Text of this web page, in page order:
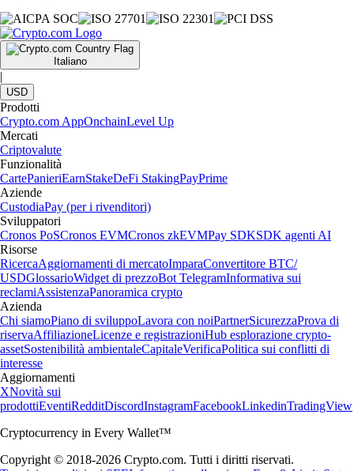
Italiano
|
USD
Prodotti
Crypto.com AppOnchainLevel Up
Mercati
Criptovalute
Funzionalità
CartePanieriEarnStakeDeFi StakingPayPrime
Aziende
CustodiaPay (per i rivenditori)
Sviluppatori
Cronos PoSCronos EVMCronos zkEVMPay SDKSDK agenti AI
Risorse
RicercaAggiornamenti di mercatoImparaConvertitore BTC/
USDGlossarioWidget di prezzoBot TelegramInformativa sui
reclamiAssistenzaPanoramica crypto
Azienda
Chi siamoPiano di sviluppoLavora con noiPartnerSicurezzaProva di
riservaAffiliazioneLicenze e registrazioniHub esplorazione crypto-
assetSostenibilità ambientaleCapitaleVerificaPolitica sui conflitti di
interesse
Aggiornamenti
XNovità sui
prodottiEventiRedditDiscordInstagramFacebookLinkedinTradingView
Cryptocurrency in Every Wallet™
Copyright © 2018-2026 Crypto.com. Tutti i diritti riservati.